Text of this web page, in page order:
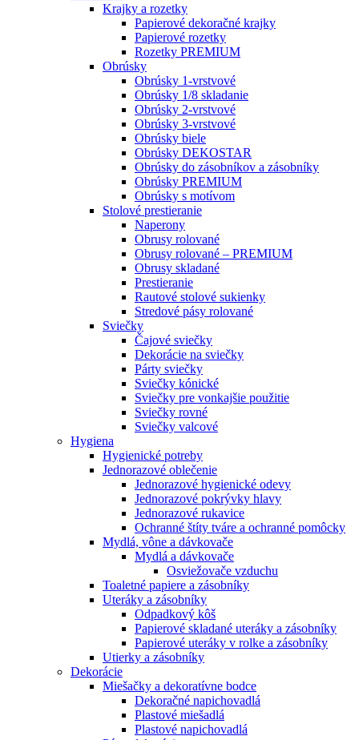
Krajky a rozetky
Papierové dekoračné krajky
Papierové rozetky
Rozetky PREMIUM
Obrúsky
Obrúsky 1-vrstvové
Obrúsky 1/8 skladanie
Obrúsky 2-vrstvové
Obrúsky 3-vrstvové
Obrúsky biele
Obrúsky DEKOSTAR
Obrúsky do zásobníkov a zásobníky
Obrúsky PREMIUM
Obrúsky s motívom
Stolové prestieranie
Naperony
Obrusy rolované
Obrusy rolované – PREMIUM
Obrusy skladané
Prestieranie
Rautové stolové sukienky
Stredové pásy rolované
Sviečky
Čajové sviečky
Dekorácie na sviečky
Párty sviečky
Sviečky kónické
Sviečky pre vonkajšie použitie
Sviečky rovné
Sviečky valcové
Hygiena
Hygienické potreby
Jednorazové oblečenie
Jednorazové hygienické odevy
Jednorazové pokrývky hlavy
Jednorazové rukavice
Ochranné štíty tváre a ochranné pomôcky
Mydlá, vône a dávkovače
Mydlá a dávkovače
Osviežovače vzduchu
Toaletné papiere a zásobníky
Uteráky a zásobníky
Odpadkový kôš
Papierové skladané uteráky a zásobníky
Papierové uteráky v rolke a zásobníky
Utierky a zásobníky
Dekorácie
Miešačky a dekoratívne bodce
Dekoračné napichovadlá
Plastové miešadlá
Plastové napichovadlá